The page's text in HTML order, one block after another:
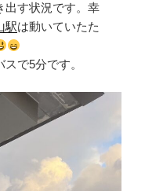
出す状況です。幸
駅は動いていたた
で5分です。